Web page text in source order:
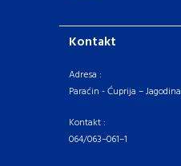
Kontakt
Adresa :
Paraćin - Ćuprija – Jagodina
Kontakt :
064/063–061–1